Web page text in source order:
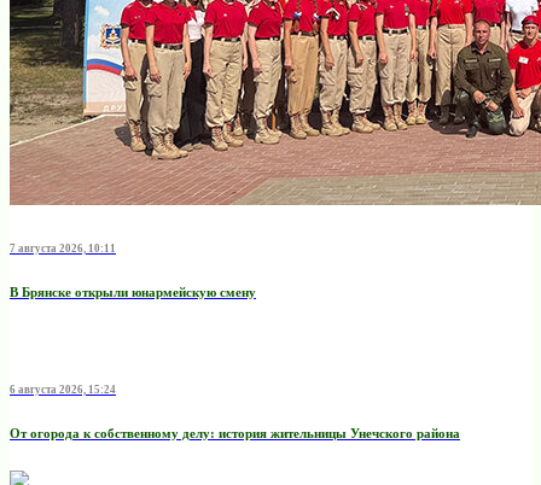
7 августа 2026, 10:11
В Брянске открыли юнармейскую смену
6 августа 2026, 15:24
От огорода к собственному делу: история жительницы Унечского района